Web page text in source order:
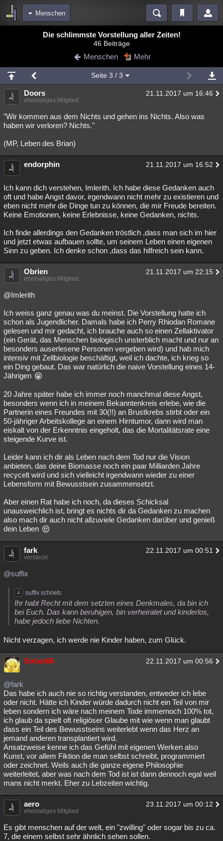
Menschen
Blogs
Chat Wiki Neuigkeiten
meine Rubriken
Menschen Mystery Kriminalfälle
Spiritualität Verschwörungen Technologie Ufologie
weitere Rubriken
Philosophie Träume Literatur
Astronomie Helpdesk Gruppen Gaming Filme
Musik Clash Verbesserungen Allmystery English
Übersichten
Besucht Teilgenommen Alle Neue Geschlossen
Lesenswert Schlüsselwörter
Die schlimmste Vorstellung aller Zeiten!
46 Beiträge
Menschen Mehr
Seite 3 / 3
Doors 21.11.2017 um 16:46
ehemaliges Mitglied
"Wir kommen aus dem Nichts und gehen ins Nichts. Also was
haben wir verloren? Nichts."
(MP, Leben des Brian)
endorphin 21.11.2017 um 16:52
Ich kann dich verstehen, Imlerith. Ich habe diese Gedanken auch
oft und habe Angst davor, irgendwann nicht mehr zu existieren und
eben nicht mehr die Dinge tun zu können, die mir Freude bereiten.
Keine Emotionen, keine Erlebnisse, keine Gedanken, nichts.
Ich finde allerdings den Gedanken tröstlich ,dass man sich im hier
und jetzt etwas aufbauen sollte, um seinem Leben einen eigenen
Sinn zu geben. Ich denke schon ,dass das hilfreich sein kann.
Obrien 21.11.2017 um 22:15
ehemaliges Mitglied
@Imlerith
Ich weiss ganz genau was du meinst. Die Vorstellung hatte ich
schon als Jugendlicher. Damals habe ich Perry Rhiodan Romane
gelesen und mir gedacht, ich brauche auch so einen Zellaktivator
(ein Gerät, das Menschen biologisch unsterblich macht und nur an
besonders auserlesene Personen vergeben wird) und hab mich
intensiv mit Zellbiologie beschäftigt, weil ich dachte, ich krieg so
ein Ding gebaut. Das war natürlich die naive Vorstellung eines 14-
Jährigen
20 Jahre später habe ich immer noch manchmal diese Angst,
besonders wenn ich in meinem Bekanntenkreis erlebe, wie die
Partnerin eines Freundes mit 30(!!) an Brustkrebs stirbt oder ein
50-jähriger Arbeitskollege an einem Hirntumor, dann wird man
eiskalt von der Erkenntnis eingeholt, das die Mortalitätsrate eine
steigende Kurve ist.
Leider kann ich dir als Leben nach dem Tod nur die Vision
anbieten, das deine Biomasse noch ein paar Milliarden Jahre
recycelt wird und sich vielleicht irgendwann wieder zu einer
Lebensform mit Bewusstsein zusammensetzt.
Aber einen Rat habe ich noch, da dieses Schicksal
unausweichlich ist, bringt es nichts dir da Gedanken zu machen
also mach dir auch nicht allzuviele Gedanken darüber und genieß
dein Leben
fark 22.11.2017 um 00:51
versteckt
@suffix
suffix schrieb:
Ihr habt Recht mit dem setzten eines Denkmales, da bin ich
bei Euch. Das kann beruhigen, bin verheiratet und kinderlos,
habe jedoch liebe Nichten.
Nicht verzagen, ich werde nie Kinder haben, zum Glück.
Sixtus66 22.11.2017 um 00:56
@fark
Das habe ich auch nie so richtig verstanden, entweder ich lebe
oder nicht. Hätte ich Kinder würde dadurch nicht ein Teil von mir
leben sondern ich wäre nach meinem Tode immernoch 100% tot,
ich glaub da spielt oft religiöser Glaube mit wie wenn man glaubt
dass ein Teil des Bewusstseins weiterlebt wenn das Herz an
jemand anderen transplantiert wird.
Ansatzweise kenne ich das Gefühl mit eigenen Werken also
Kunst, vor allem Fiktion die man selbst schreibt, programmiert
oder zeichnet. Weils auch die ganze eigene Philosophie
weiterleitet, aber was nach dem Tod ist ist dann dennoch egal weil
mans nicht merkt. Eher zu Lebzeiten wichtig.
aero 23.11.2017 um 00:12
ehemaliges Mitglied
Es gibt menschen auf der welt, ein "zwilling" oder sogar bis zu ca.
7, die einem selbst sehr ähnlich sehen sollen.